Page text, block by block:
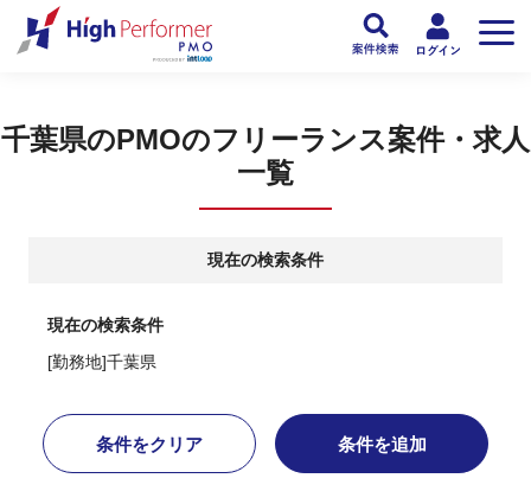
千葉県のPMOのフリーランス案件・求人
一覧
現在の検索条件
現在の検索条件
[勤務地]千葉県
条件をクリア 条件を追加